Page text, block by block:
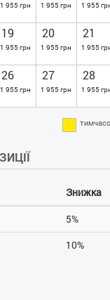
1 955 грн 1 955 грн 1 955
19
1 955 грн
20
1 955 грн
21
1 955
26
1 955 грн
27
1 955 грн
28
1 955
Знижка
5%
10%